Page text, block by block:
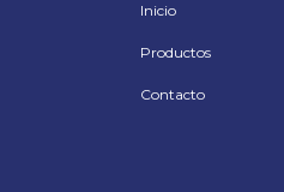
Inicio
Productos
Contacto